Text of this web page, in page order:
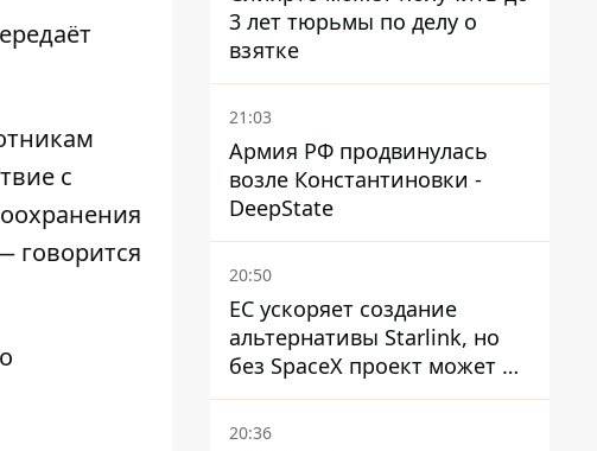
с
говорится
3 лет тюрьмы по делу о
взятке
21:03
Армия РФ продвинулась
возле Константиновки -
DeepState
20:50
ЕС ускоряет создание
альтернативы Starlink, но
без SpaceX проект может не
обойтись
20:36